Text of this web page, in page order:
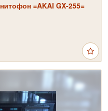
=AKAI GX-255=